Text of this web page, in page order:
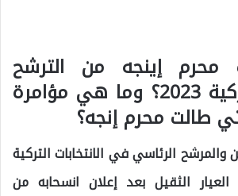
محرم إينجه من الترشح
للانتخابات التركية 2023؟ وما هي مؤامرة
طالت محرم إنجه؟
الرئاسي في الانتخابات التركية
العيار الثقيل بعد إعلان انسحابه من